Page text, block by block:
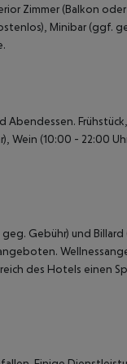
Zimmer (Balkon
Minibar (ggf.
Abendessen.
Wein (10:00 - 22:00
Gebühr) und Billard
des Hotels einen